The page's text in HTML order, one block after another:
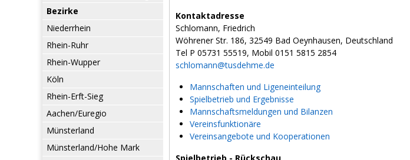
Bezirke
Niederrhein
Rhein-Ruhr
Rhein-Wupper
Köln
Rhein-Erft-Sieg
Aachen/Euregio
Münsterland
Münsterland/Hohe Mark
Kontaktadresse
Schlomann, Friedrich
Wöhrener Str. 186, 32549 Bad Oeynhausen, Deutschland
Tel P 05731 55519, Mobil 0151 5815 2854
schlomann@tusdehme.de
Mannschaften und Ligeneinteilung
Spielbetrieb und Ergebnisse
Mannschaftsmeldungen und Bilanzen
Vereinsfunktionäre
Vereinsangebote und Kooperationen